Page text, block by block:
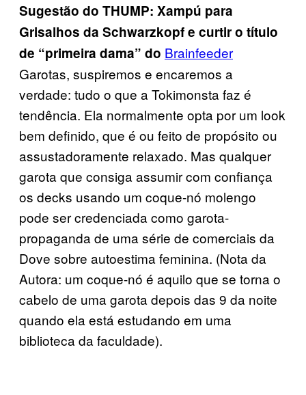
Sugestão do THUMP: Xampú para
Grisalhos da Schwarzkopf e curtir o título
de “primeira dama” do Brainfeeder
Garotas, suspiremos e encaremos a
verdade: tudo o que a Tokimonsta faz é
tendência. Ela normalmente opta por um look
bem definido, que é ou feito de propósito ou
assustadoramente relaxado. Mas qualquer
garota que consiga assumir com confiança
os decks usando um coque-nó molengo
pode ser credenciada como garota-
propaganda de uma série de comerciais da
Dove sobre autoestima feminina. (Nota da
Autora: um coque-nó é aquilo que se torna o
cabelo de uma garota depois das 9 da noite
quando ela está estudando em uma
biblioteca da faculdade).